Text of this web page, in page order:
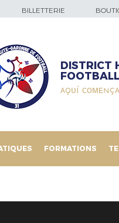
BILLETTERIE
DISTRICT
FOOTBALL
ᴀǫᴜí ᴄᴏᴍᴇɴçᴀ
FORMATIONS